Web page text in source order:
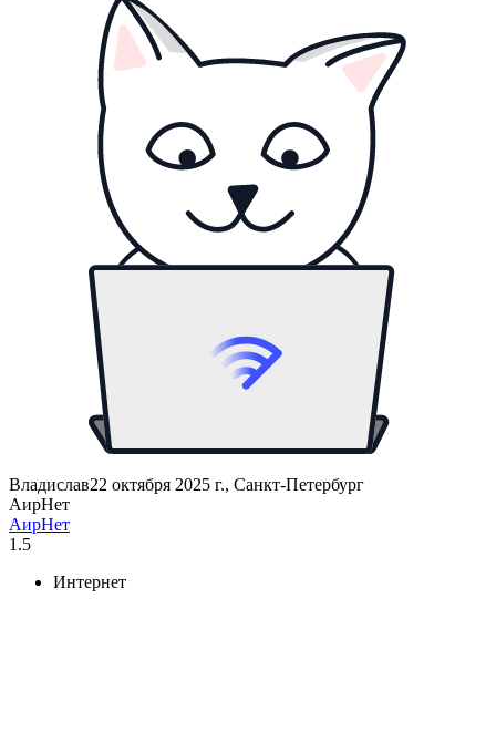
Владислав22 октября 2025 г., Санкт-Петербург
АирНет
АирНет
1.5
Интернет